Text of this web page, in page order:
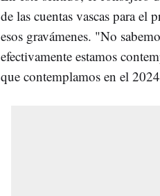
de las cuentas vascas para el
esos gravámenes. "No
efectivamente estamos
que contemplamos en el